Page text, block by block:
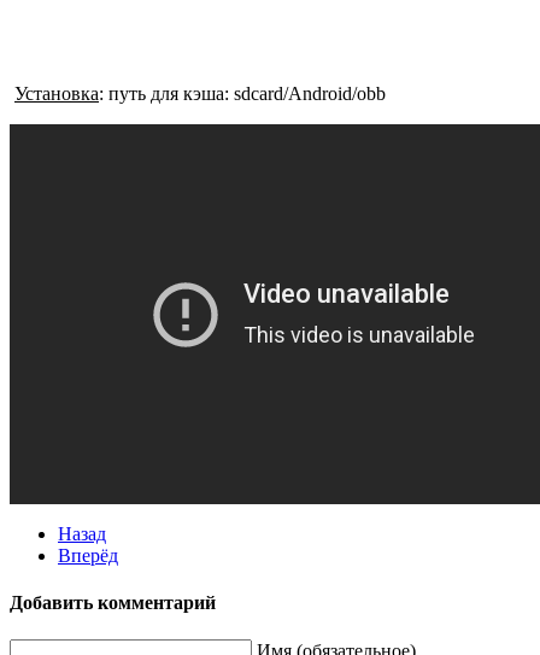
Установка: путь для кэша: sdcard/Android/obb
Назад
Вперёд
Добавить комментарий